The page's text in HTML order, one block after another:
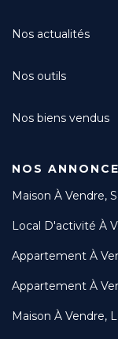
Nos actualités
Nos outils
Nos biens vendus
NOS
Maison À Vendre,
Local D'activité À
Appartement À
Appartement À
Maison À Vendre,